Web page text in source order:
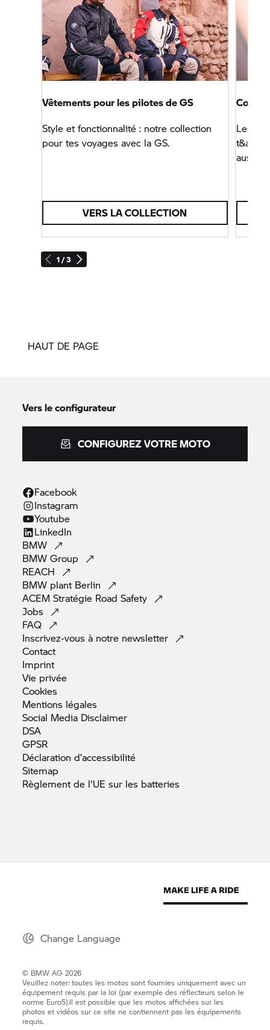
1 / 3
Vêtements pour les pilotes de GS
Style et fonctionnalité : notre collection
pour tes voyages avec la GS.
VERS LA COLLECTION
Le
aussi
HAUT DE PAGE
Vers le configurateur
CONFIGUREZ VOTRE MOTO
Facebook
Instagram
Youtube
LinkedIn
BMW
BMWGroup
REACH
BMW plant Berlin
ACEM Stratégie RoadSafety
Jobs
FAQ
Inscrivez-vous à notre newsletter
Contact
Imprint
Vie privée
Cookies
Mentions légales
Social Media Disclaimer
DSA
GPSR
Déclarationd’accessibilité
Sitemap
Règlement de l'UE sur les batteries
Change Language
© BMW AG 2026
Veuillez noter: toutes les motos sont fournies uniquement avec un
équipement requis par la loi (par exemple des réflecteurs selon le
norme Euro5).Il est possible que les motos affichées sur les
photos et vidéos sur ce site ne contiennent pas les équipements
requis.